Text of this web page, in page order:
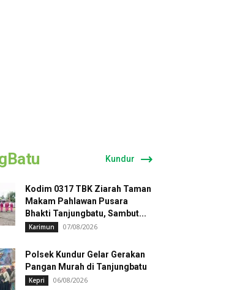
Kundur
Kodim 0317 TBK Ziarah Taman
Makam Pahlawan Pusara
Bhakti Tanjungbatu, Sambut...
Karimun 07/08/2026
Polsek Kundur Gelar Gerakan
Pangan Murah di Tanjungbatu
Kepri 06/08/2026